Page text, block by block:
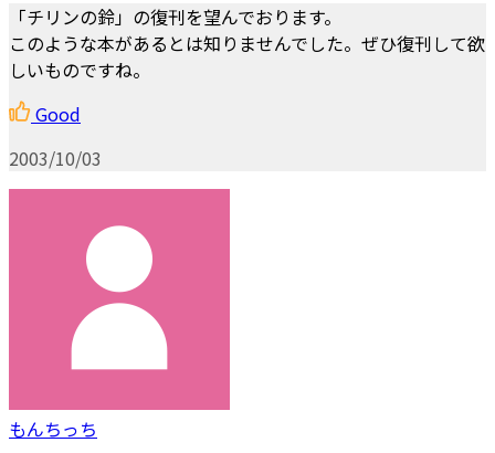
「チリンの鈴」の復刊を望んでおります。
このような本があるとは知りませんでした。ぜひ復刊して欲
しいものですね。
Good
2003/10/03
もんちっち